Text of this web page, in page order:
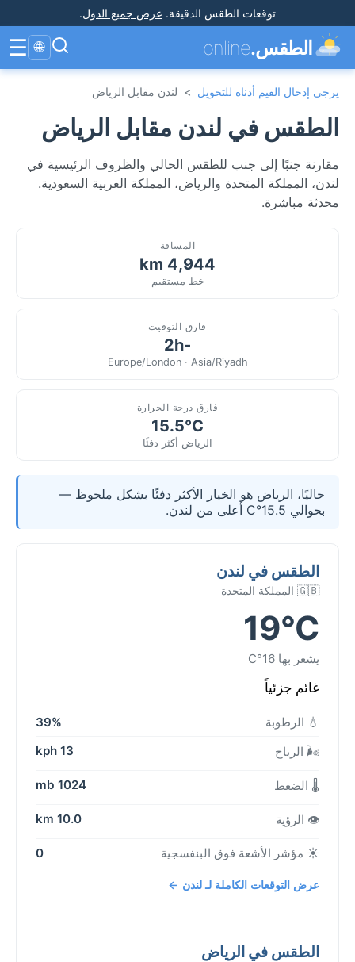
توقعات الطقس الدقيقة. عرض جميع الدول.
الطقس.online
🌐
☰
يرجى إدخال القيم أدناه للتحويل > لندن مقابل الرياض
الطقس في لندن مقابل الرياض
مقارنة جنبًا إلى جنب للطقس الحالي والظروف الرئيسية في
لندن، المملكة المتحدة والرياض، المملكة العربية السعودية.
محدثة مباشرة.
المسافة
4,944 km
خط مستقيم
فارق التوقيت
-2h
Europe/London · Asia/Riyadh
فارق درجة الحرارة
15.5°C
الرياض أكثر دفئًا
حاليًا، الرياض هو الخيار الأكثر دفئًا بشكل ملحوظ —
بحوالي 15.5°C أعلى من لندن.
الطقس في لندن
🇬🇧 المملكة المتحدة
19°C
يشعر بها 16°C
غائم جزئياً
💧 الرطوبة
39%
🌬️ الرياح
13 kph
🌡️ الضغط 1024 mb
👁️ الرؤية 10.0 km
☀️ مؤشر الأشعة فوق البنفسجية 0
عرض التوقعات الكاملة لـ لندن ←
الطقس في الرياض